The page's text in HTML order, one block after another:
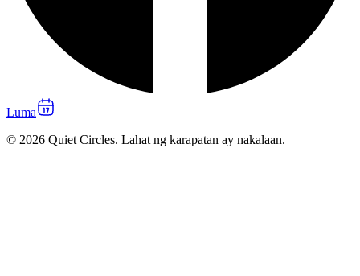
Luma
© 2026 Quiet Circles. Lahat ng karapatan ay nakalaan.